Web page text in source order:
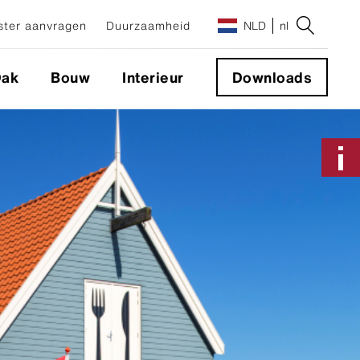
aanvragen Duurzaamheid NLD nl
Applicaties & Systemen
Geveloplossingen
Sigma 8 Pro
Onzichtbare
gevelbevestigingsmiddelen
Zichtbare gevelbevestigingsmiddelen
Bouw Interieur Downloads